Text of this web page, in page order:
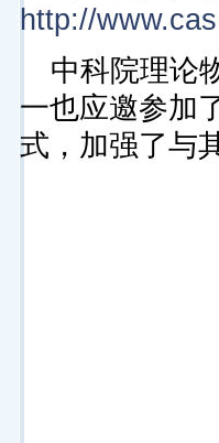
http://
中科院理论
一也应邀参加
式，加强了与